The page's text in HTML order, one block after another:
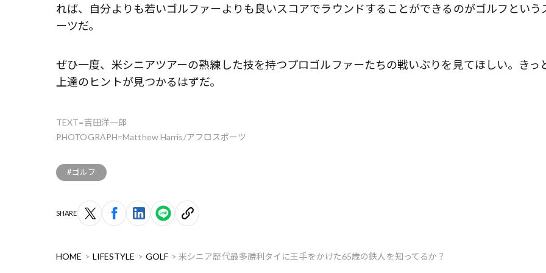
れば、自分よりも若いゴルファーよりも良いスコアでラウンドすることができるのがゴルフという
ーツだ。
ぜひ一度、米シニアツアーの熟練した技を持つプロゴルファーたちの戦いぶりを見てほしい。きっ
上達のヒントが見つかるはずだ。
TEXT=吉田洋一郎
PHOTOGRAPH=Matthew Harris/アフロスポーツ
#ゴルフ
SHARE
HOME LIFESTYLE GOLF 米シニア歴代最多勝利タイに王手をかけた65歳の鉄人を知ってるか？